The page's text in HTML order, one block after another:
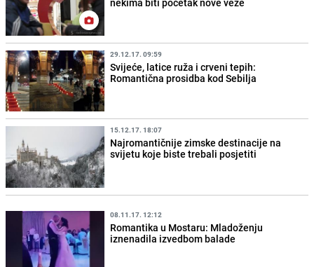
29.12.17. 09:59
Svijeće, latice ruža i crveni tepih:
Romantična prosidba kod Sebilja
15.12.17. 18:07
Najromantičnije zimske destinacije na
svijetu koje biste trebali posjetiti
08.11.17. 12:12
Romantika u Mostaru: Mladoženju
iznenadila izvedbom balade